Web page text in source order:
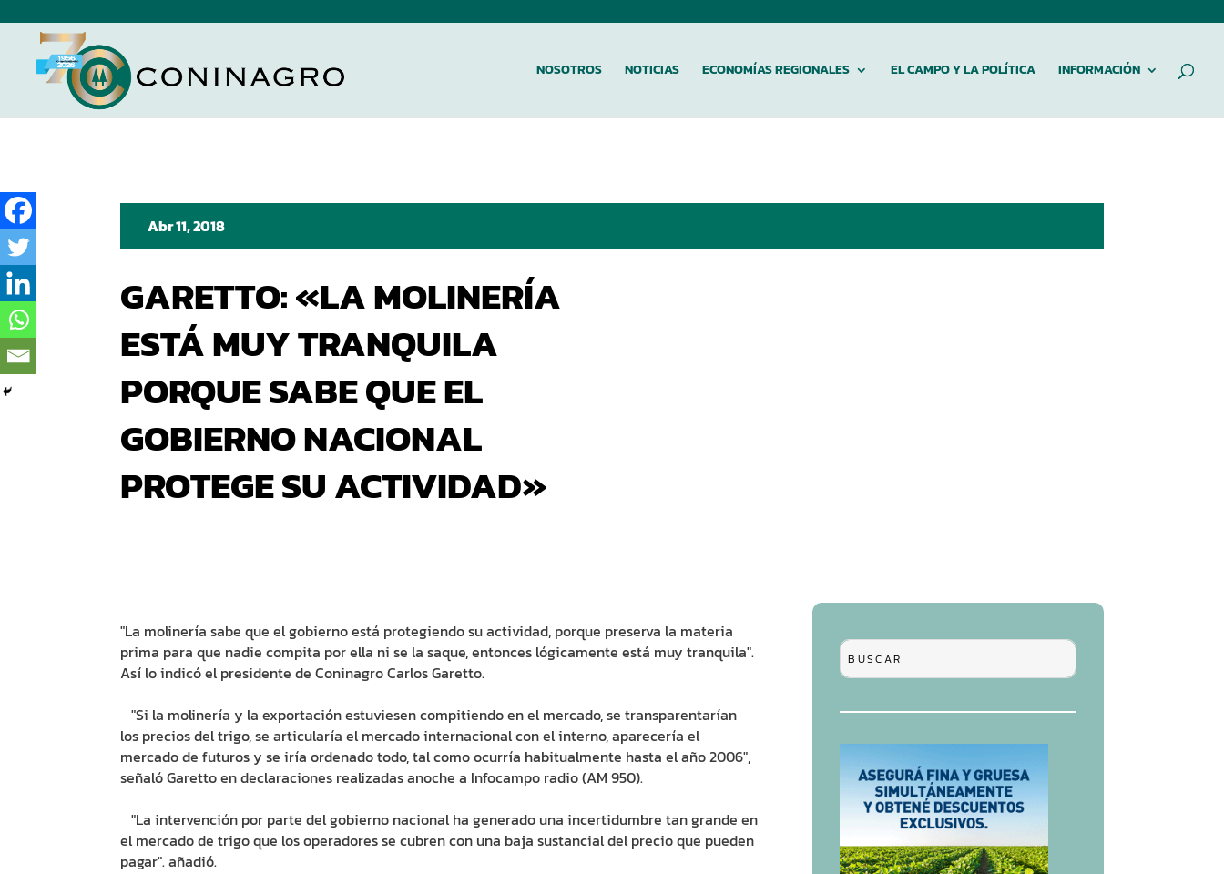
NOSOTROS NOTICIAS ECONOMÍAS REGIONALES EL CAMPO Y LA POLÍTICA INFORMACIÓN
Abr 11, 2018
GARETTO: «LA MOLINERÍA
ESTÁ MUY TRANQUILA
PORQUE SABE QUE EL
GOBIERNO NACIONAL
PROTEGE SU ACTIVIDAD»
"La molinería sabe que el gobierno está protegiendo su actividad, porque preserva la materia
prima para que nadie compita por ella ni se la saque, entonces lógicamente está muy tranquila".
Así lo indicó el presidente de Coninagro Carlos Garetto.
"Si la molinería y la exportación estuviesen compitiendo en el mercado, se transparentarían
los precios del trigo, se articularía el mercado internacional con el interno, aparecería el
mercado de futuros y se iría ordenado todo, tal como ocurría habitualmente hasta el año 2006",
señaló Garetto en declaraciones realizadas anoche a Infocampo radio (AM 950).
"La intervención por parte del gobierno nacional ha generado una incertidumbre tan grande en
el mercado de trigo que los operadores se cubren con una baja sustancial del precio que pueden
pagar". añadió.